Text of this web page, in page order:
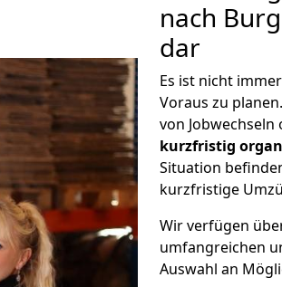
nach
dar
Es ist nicht
Voraus zu
von
kurzfristig
Situation
kurzfristige
Wir verfügen
umfangreichen
Auswahl an